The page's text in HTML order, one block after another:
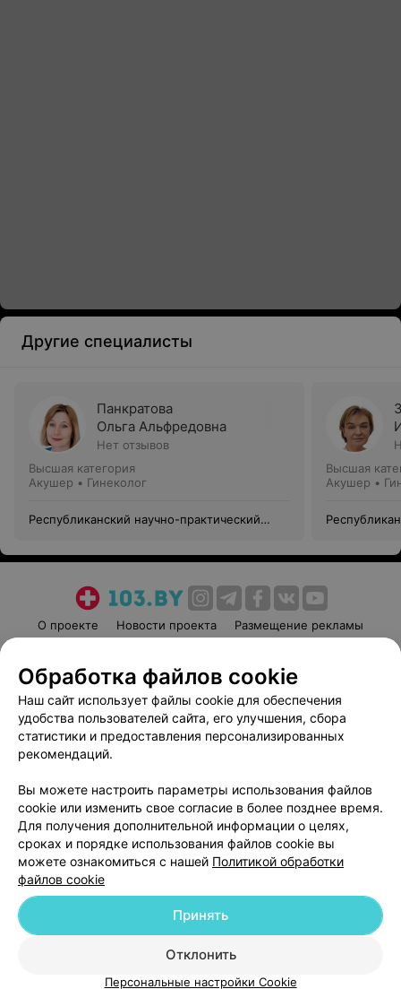
Другие специалисты
Панкратова
Ольга Альфредовна
Нет отзывов
Высшая категория
Акушер • Гинеколог
Республиканский научно-практический
Высшая
Акушер •
О проекте Новости проекта
Размещение рекламы
Пользовательское соглашение
Способы оплаты
Вакансии
Партнеры
Написать руководителю 103.by
Обработка персональных данных
© 2026 ООО «Артокс Лаб», УНП 191700409
| 220012, Республика Беларусь,
Служба поддержки +375 291212755
Обработка файлов cookie
Наш сайт использует файлы cookie для обеспечения
удобства пользователей сайта, его улучшения, сбора
статистики и предоставления персонализированных
рекомендаций.
Вы можете настроить параметры использования файлов
cookie или изменить свое согласие в более позднее время.
Для получения дополнительной информации о целях,
сроках и порядке использования файлов cookie вы
можете ознакомиться с нашей Политикой обработки
файлов cookie
Отклонить
Принять
Персональные настройки Cookie